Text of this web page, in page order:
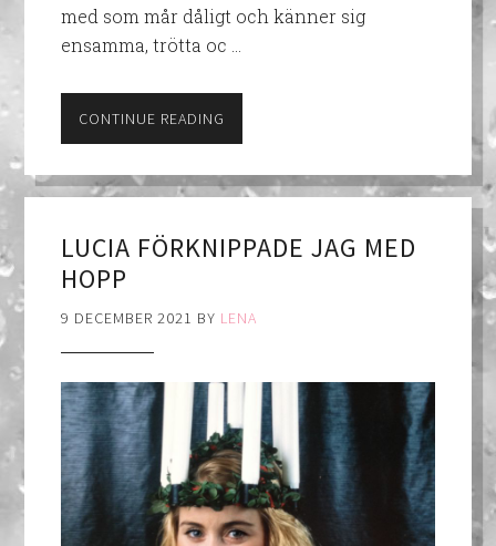
med som mår dåligt och känner sig
ensamma, trötta oc …
CONTINUE READING
LUCIA FÖRKNIPPADE JAG MED
HOPP
9 DECEMBER 2021 BY LENA